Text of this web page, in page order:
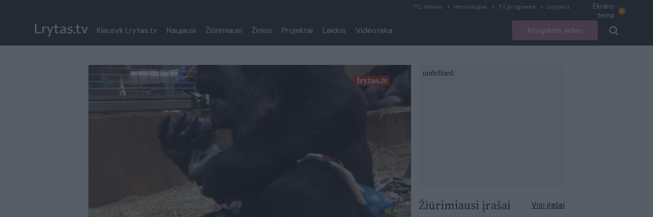
1°C, Vilnius Horoskopai TV programa Lrytas.lt
Ekrano
tema
Klausyk Lrytas.tv Naujausi Žiūrimiausi Žinios Projektai Laidos Videoteka Atsiųskite video
Paremkite Ukrainą
Žiūrimiausi įrašai Visi įrašai